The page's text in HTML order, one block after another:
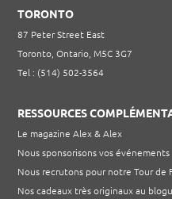
TORONTO
87 Peter Street East
Toronto, Ontario, M5C 3G7
Tel : (514) 502-3564
RESSOURCES
Le magazine Alex & Alex
Nous sponsorisons vos événements
Nous recrutons pour notre Tour de
Nos cadeaux très originaux au